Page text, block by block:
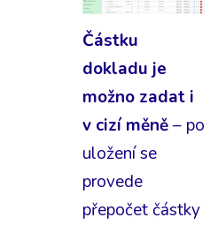
Částku
dokladu je
možno zadat i
v cizí měně– po
uložení se
provede
přepočet částky